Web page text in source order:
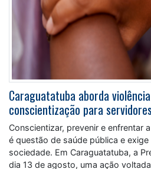
Caraguatatuba aborda
conscientização para
Conscientizar, prevenir e enfrentar
é questão de saúde pública e
sociedade. Em Caraguatatuba, a
dia 13 de agosto, uma ação